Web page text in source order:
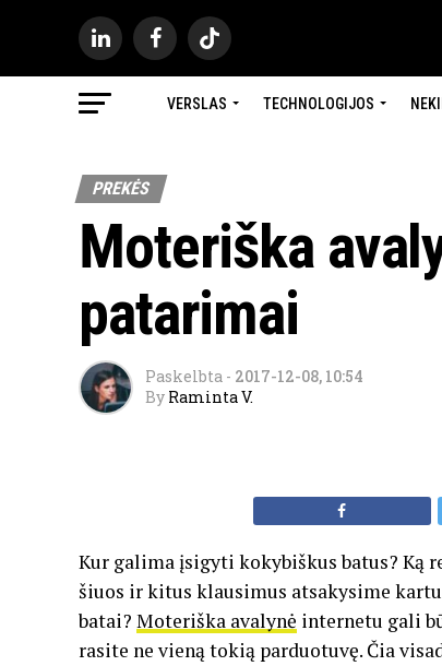
VERSLAS TECHNOLOGIJOS
PREKĖS
Moteriška
patarimai
Paskelbta - 2017-12-08, 10:54
By Raminta V.
Kur galima įsigyti kokybiškus batus? Ką
šiuos ir kitus klausimus atsakysime
batai? Moteriška avalynė internetu gali
rasite ne vieną tokią parduotuvę. Čia